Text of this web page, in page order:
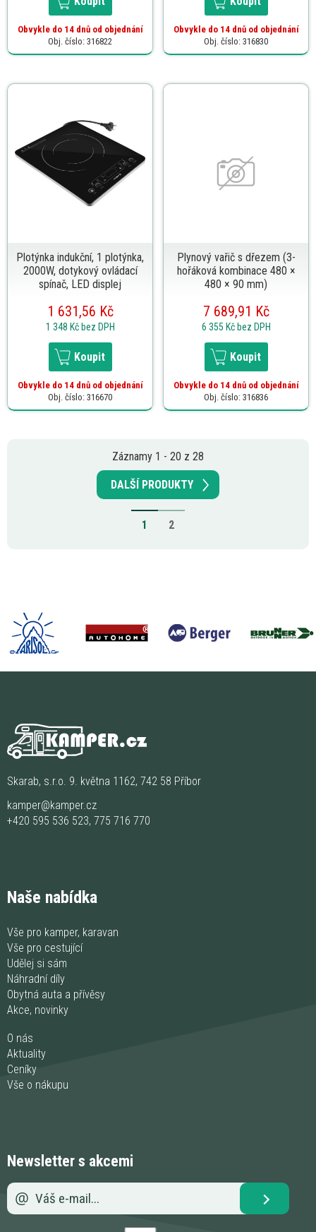
Obvykle do 14 dnů od objednání
Obj. číslo: 316822
Obvykle do 14 dnů od objednání
Obj. číslo: 316830
Plotýnka indukční, 1 plotýnka,
2000W, dotykový ovládací
spínač, LED displej
1 631,56 Kč
1 348 Kč bez DPH
Koupit
Obvykle do 14 dnů od objednání
Obj. číslo: 316670
Plynový vařič s dřezem (3-
hořáková kombinace 480 ×
480 × 90 mm)
7 689,91 Kč
6 355 Kč bez DPH
Koupit
Obvykle do 14 dnů od objednání
Obj. číslo: 316836
Záznamy 1 - 20 z 28
DALŠÍ PRODUKTY
1 2
Skarab, s.r.o. 9. května 1162, 742 58 Příbor
kamper@kamper.cz
+420 595 536 523, 775 716 770
Naše nabídka
Vše pro kamper, karavan
Vše pro cestující
Udělej si sám
Náhradní díly
Obytná auta a přívěsy
Akce, novinky
O nás
Aktuality
Ceníky
Vše o nákupu
Newsletter s akcemi